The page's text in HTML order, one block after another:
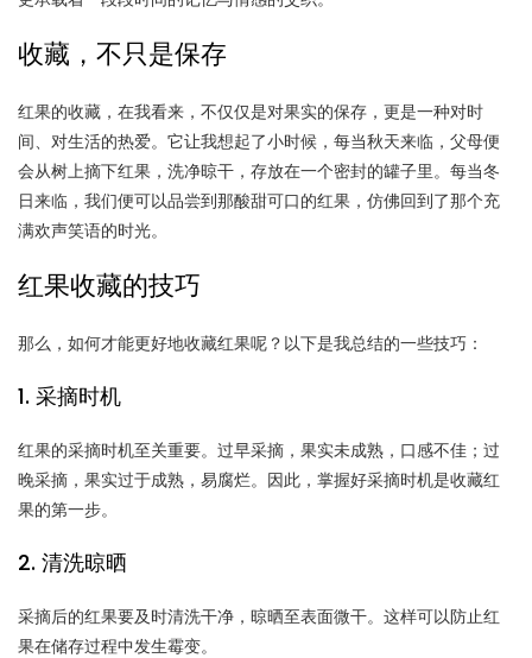
收藏，不只是保存
红果的收藏，在我看来，不仅仅是对果实的保存，更是一种对时
间、对生活的热爱。它让我想起了小时候，每当秋天来临，父母便
会从树上摘下红果，洗净晾干，存放在一个密封的罐子里。每当冬
日来临，我们便可以品尝到那酸甜可口的红果，仿佛回到了那个充
满欢声笑语的时光。
红果收藏的技巧
那么，如何才能更好地收藏红果呢？以下是我总结的一些技巧：
1. 采摘时机
红果的采摘时机至关重要。过早采摘，果实未成熟，口感不佳；过
晚采摘，果实过于成熟，易腐烂。因此，掌握好采摘时机是收藏红
果的第一步。
2. 清洗晾晒
采摘后的红果要及时清洗干净，晾晒至表面微干。这样可以防止红
果在储存过程中发生霉变。